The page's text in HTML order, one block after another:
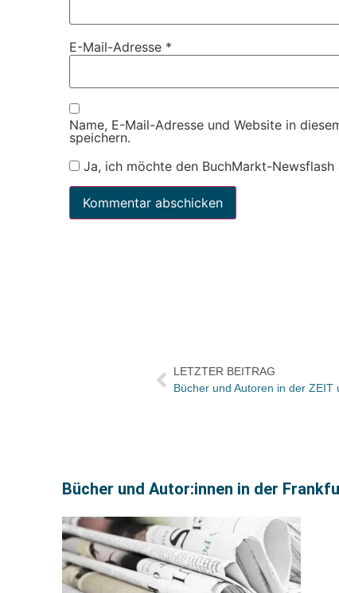
E-Mail-Adresse *
Name, E-Mail-Adresse und Website in
speichern.
Ja, ich möchte den BuchMarkt-Newsflash
LETZTER BEITRAG
Bücher und Autor:innen in der